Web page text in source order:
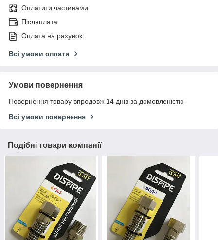
Оплатити частинами
Післяплата
Оплата на рахунок
Всі умови оплати
Умови повернення
Повернення товару впродовж 14 днів за домовленістю
Всі умови повернення
Подібні товари компанії